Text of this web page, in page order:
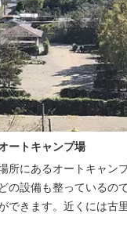
ートキャンプ場
所にあるオートキャン
の設備も整っているの
できます。近くには古
最高！